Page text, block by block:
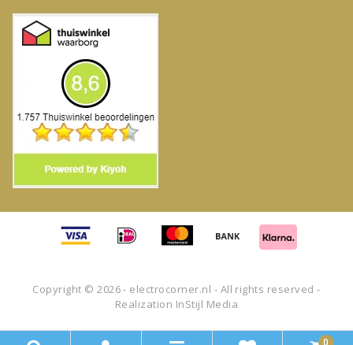
Copyright © 2026 - electrocorner.nl - All rights reserved -
Realization InStijl Media
0